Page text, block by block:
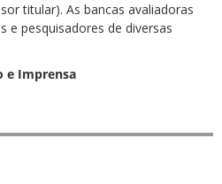
titular). As bancas avaliadoras
e pesquisadores de diversas
e Imprensa